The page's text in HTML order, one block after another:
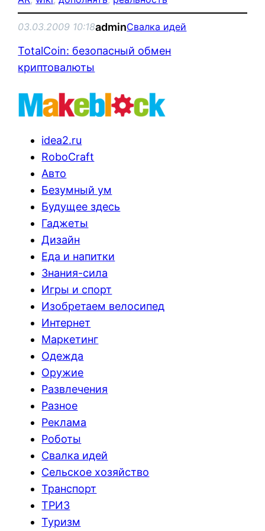
03.03.2009 10:18adminСвалка идей
TotalCoin: безопасный обмен
криптовалюты
idea2.ru
RoboCraft
Авто
Безумный ум
Будущее здесь
Гаджеты
Дизайн
Еда и напитки
Знания-сила
Игры и спорт
Изобретаем велосипед
Интернет
Маркетинг
Одежда
Оружие
Развлечения
Разное
Реклама
Роботы
Свалка идей
Сельское хозяйство
Транспорт
ТРИЗ
Туризм